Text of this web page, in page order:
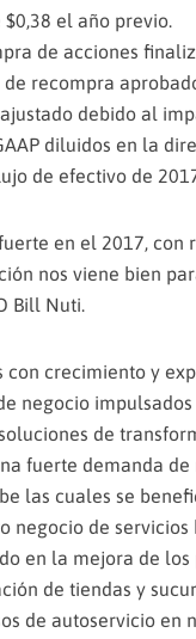
$0,38 el año previo.
de acciones
recompra
ajustado debido al
diluidos en la
de efectivo de
en el 2017, con
nos viene bien
Bill Nuti.
con crecimiento y
negocio
de
fuerte demanda
las cuales se
negocio de servicios
en la mejora de los
de tiendas y
de autoservicio en